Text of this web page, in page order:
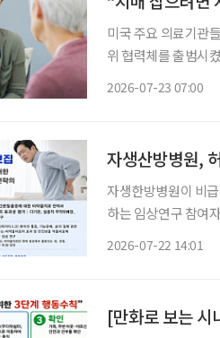
미국 주요 의료기관
위 협력체를 출범시
2026-07-23 07:00
자생산방병원,
자생한방병원이 비
하는 임상연구 참여자를 모집한다. 이번 연구는 허리
2026-07-22 14:01
[만화로 보는 시